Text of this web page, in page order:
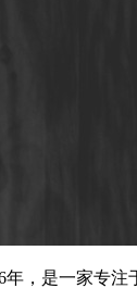
，是一家专注